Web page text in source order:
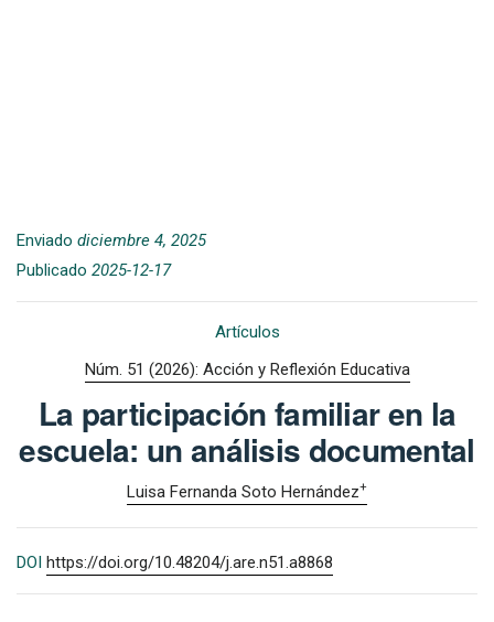
Enviado diciembre 4, 2025
Publicado 2025-12-17
Artículos
Núm. 51 (2026): Acción y Reflexión Educativa
La participación familiar en la
escuela: un análisis documental
Luisa Fernanda Soto Hernández+
DOI https://doi.org/10.48204/j.are.n51.a8868